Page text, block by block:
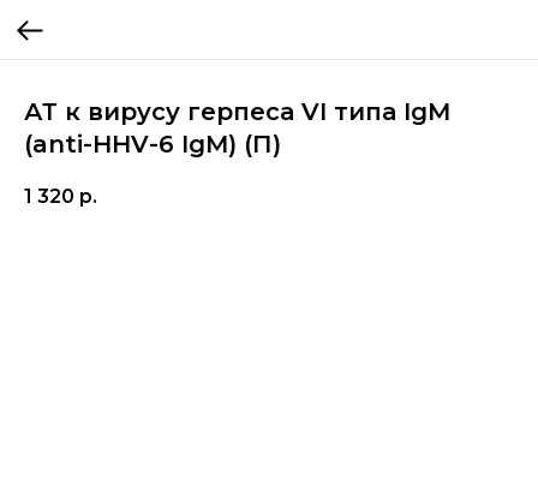
АТ к вирусу герпеса VI типа IgM
(anti-HHV-6 IgM) (П)
1 320 р.